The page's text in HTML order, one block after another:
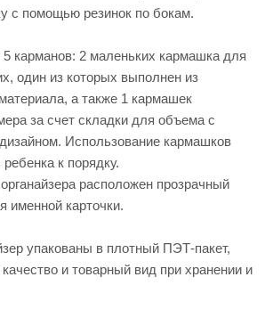
с помощью резинок по бокам.
5 карманов: 2 маленьких кармашка для
один из которых выполнен из
а также 1 кармашек
за счет складки для объема с
Использование кармашков
к порядку.
расположен прозрачный
карточки.
упакованы в плотный ПЭТ-пакет,
и товарный вид при хранении и